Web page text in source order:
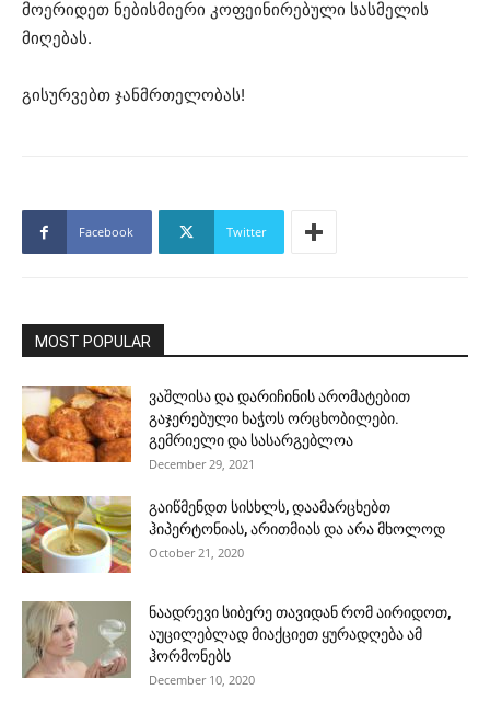
მოერიდეთ ნებისმიერი კოფეინირებული სასმელის
მიღებას.
გისურვებთ ჯანმრთელობას!
Facebook Twitter
MOST POPULAR
ვაშლისა და დარიჩინის არომატებით
გაჯერებული ხაჭოს ორცხობილები.
გემრიელი და სასარგებლოა
December 29, 2021
გაიწმენდთ სისხლს, დაამარცხებთ
ჰიპერტონიას, არითმიას და არა მხოლოდ
October 21, 2020
ნაადრევი სიბერე თავიდან რომ აირიდოთ,
აუცილებლად მიაქციეთ ყურადღება ამ
ჰორმონებს
December 10, 2020